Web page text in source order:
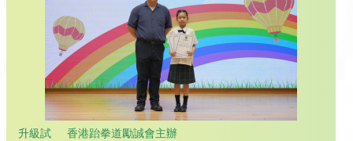
升級試 香港跆拳道勵誠會主辦